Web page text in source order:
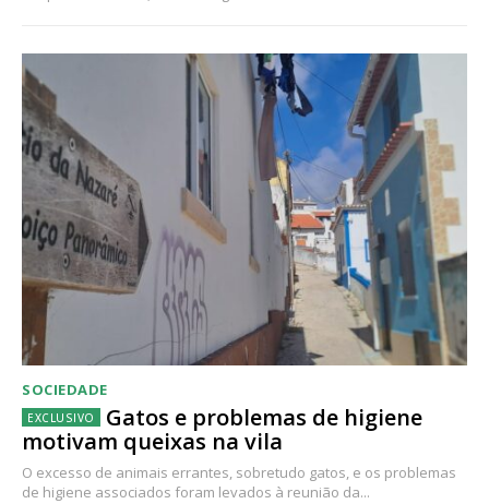
SOCIEDADE
Gatos e problemas de higiene
motivam queixas na vila
O excesso de animais errantes, sobretudo gatos, e os problemas
de higiene associados foram levados à reunião da...